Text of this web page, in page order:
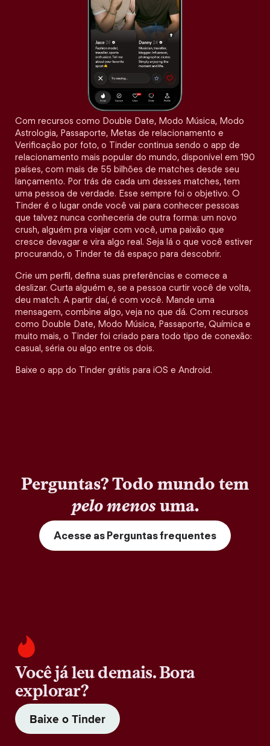
Com recursos como Double Date, Modo Música, Modo
Astrologia, Passaporte, Metas de relacionamento e
Verificação por foto, o Tinder continua sendo o app de
relacionamento mais popular do mundo, disponível em 190
países, com mais de 55 bilhões de matches desde seu
lançamento. Por trás de cada um desses matches, tem
uma pessoa de verdade. Esse sempre foi o objetivo. O
Tinder é o lugar onde você vai para conhecer pessoas
que talvez nunca conheceria de outra forma: um novo
crush, alguém pra viajar com você, uma paixão que
cresce devagar e vira algo real. Seja lá o que você estiver
procurando, o Tinder te dá espaço para descobrir.
Crie um perfil, defina suas preferências e comece a
deslizar. Curta alguém e, se a pessoa curtir você de volta,
deu match. A partir daí, é com você. Mande uma
mensagem, combine algo, veja no que dá. Com recursos
como Double Date, Modo Música, Passaporte, Química e
muito mais, o Tinder foi criado para todo tipo de conexão:
casual, séria ou algo entre os dois.
Baixe o app do Tinder grátis para iOS e Android.
Perguntas? Todo mundo tem
pelo menosuma.
Acesse as Perguntas frequentes
Você já leu demais. Bora
explorar?
Baixe o Tinder